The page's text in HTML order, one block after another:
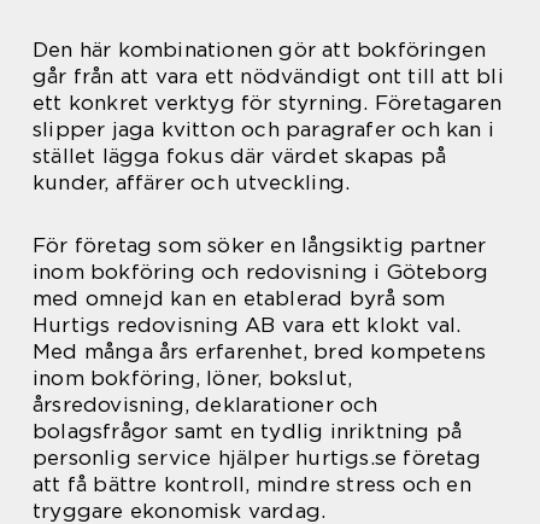
Den här kombinationen gör att bokföringen
går från att vara ett nödvändigt ont till att bli
ett konkret verktyg för styrning. Företagaren
slipper jaga kvitton och paragrafer och kan i
stället lägga fokus där värdet skapas på
kunder, affärer och utveckling.
För företag som söker en långsiktig partner
inom bokföring och redovisning i Göteborg
med omnejd kan en etablerad byrå som
Hurtigs redovisning AB vara ett klokt val.
Med många års erfarenhet, bred kompetens
inom bokföring, löner, bokslut,
årsredovisning, deklarationer och
bolagsfrågor samt en tydlig inriktning på
personlig service hjälper hurtigs.se företag
att få bättre kontroll, mindre stress och en
tryggare ekonomisk vardag.